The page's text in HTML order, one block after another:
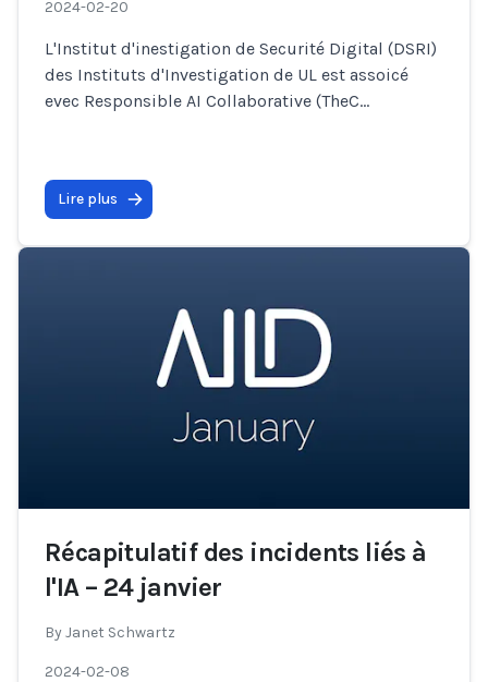
2024-02-20
L'Institut d'inestigation de Securité Digital (DSRI)
des Instituts d'Investigation de UL est assoicé
evec Responsible AI Collaborative (TheC...
Lire plus
Récapitulatif des incidents liés à
l'IA – 24 janvier
ByJanet Schwartz
2024-02-08